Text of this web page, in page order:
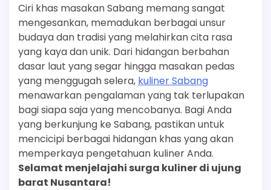
Ciri khas masakan Sabang memang sangat
mengesankan, memadukan berbagai unsur
budaya dan tradisi yang melahirkan cita rasa
yang kaya dan unik. Dari hidangan berbahan
dasar laut yang segar hingga masakan pedas
yang menggugah selera, kuliner Sabang
menawarkan pengalaman yang tak terlupakan
bagi siapa saja yang mencobanya. Bagi Anda
yang berkunjung ke Sabang, pastikan untuk
mencicipi berbagai hidangan khas yang akan
memperkaya pengetahuan kuliner Anda.
Selamat menjelajahi surga kuliner di ujung
barat Nusantara!